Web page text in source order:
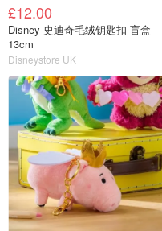
£12.00
Disney 史迪奇毛绒钥匙扣 盲盒
13cm
Disneystore UK